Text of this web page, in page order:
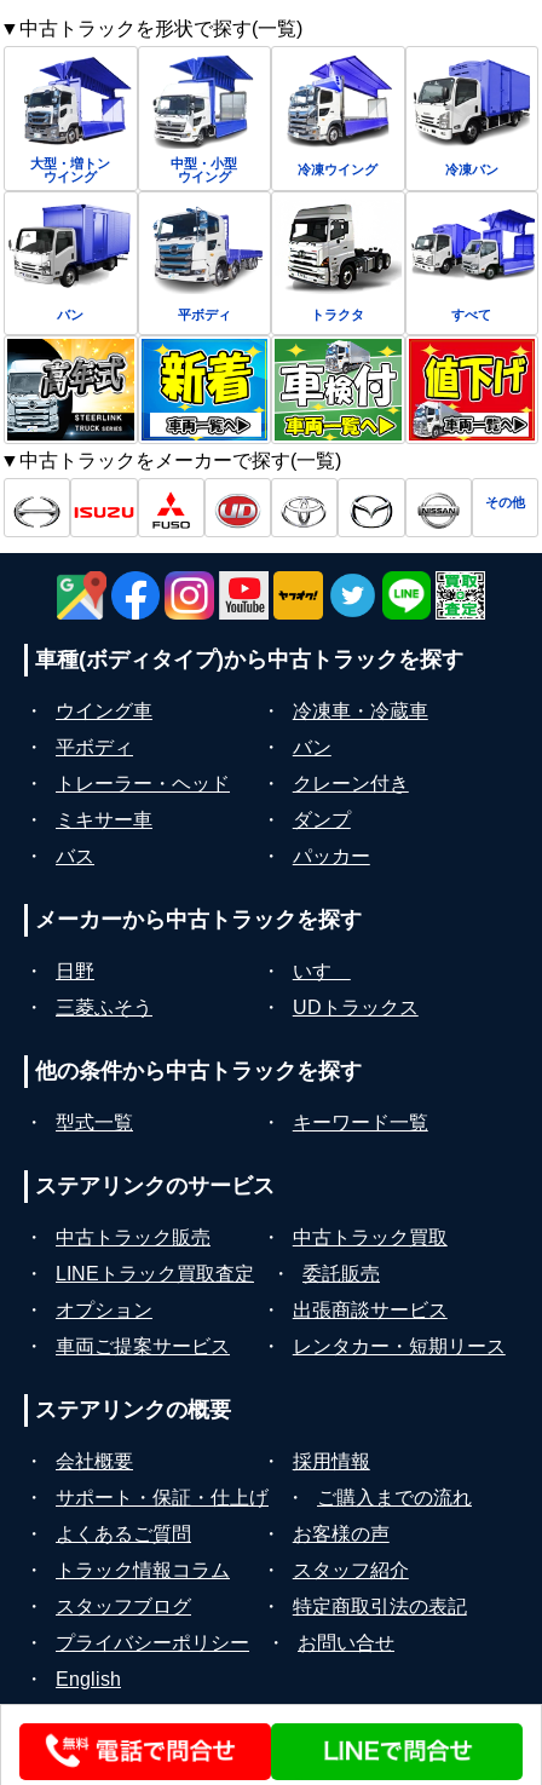
▼中古トラックを形状で探す(一覧)
大型・増トン
ウイング
中型・小型
ウイング
冷凍ウイング 冷凍バン
バン 平ボディ トラクタ すべて
▼中古トラックをメーカーで探す(一覧)
その他
車種(ボディタイプ)から中古トラックを探す
・ ウイング車 ・
冷凍車・冷蔵車
・
平ボディ ・
バン
・
トレーラー・ヘッド ・
クレーン付き
・
ミキサー車 ・
ダンプ
・
バス ・ パッカー
メーカーから中古トラックを探す
・ 日野 ・
いすゞ
・
三菱ふそう ・ UDトラックス
他の条件から中古トラックを探す
・ 型式一覧 ・ キーワード一覧
ステアリンクのサービス
・ 中古トラック販売 ・
中古トラック買取
・
LINEトラック買取査定 ・
委託販売
・
オプション ・
出張商談サービス
・
車両ご提案サービス ・ レンタカー・短期リース
ステアリンクの概要
・ 会社概要 ・
採用情報
・
サポート・保証・仕上げ ・
ご購入までの流れ
・
よくあるご質問 ・
お客様の声
・
トラック情報コラム ・
スタッフ紹介
・
スタッフブログ ・
特定商取引法の表記
・
プライバシーポリシー ・
お問い合せ
・
English
© 2026 STEERLINK Co.,Ltd